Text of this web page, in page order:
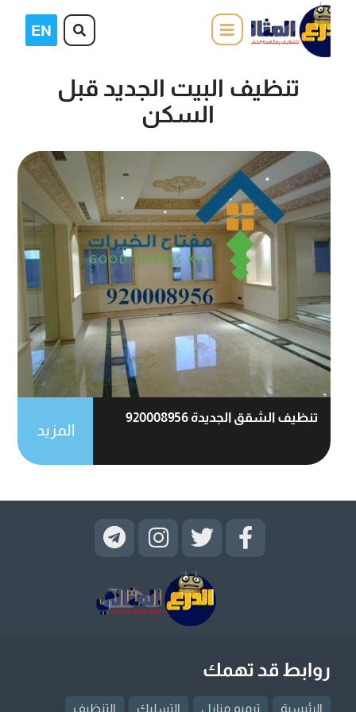
تنظيف البيت الجديد قبل
السكن
تنظيف الشقق الجديدة 920008956
المزيد
روابط قد تهمك
الرئيسية ترميم منازل التسليك التنظيف